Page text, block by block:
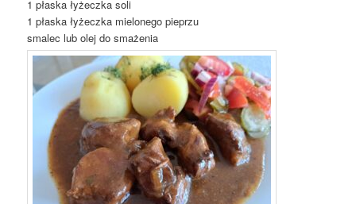
1 płaska łyżeczka soli
1 płaska łyżeczka mielonego pieprzu
smalec lub olej do smażenia